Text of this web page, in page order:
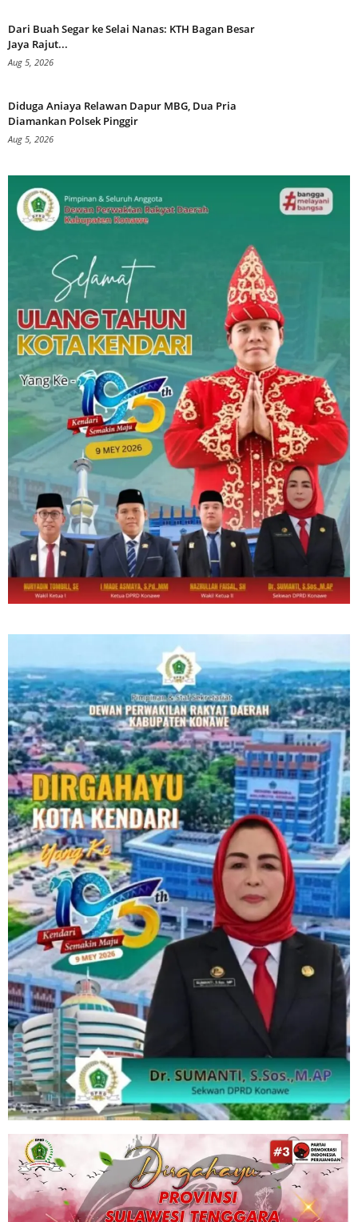
Dari Buah Segar ke Selai Nanas: KTH Bagan Besar
Jaya Rajut...
Aug 5, 2026
Diduga Aniaya Relawan Dapur MBG, Dua Pria
Diamankan Polsek Pinggir
Aug 5, 2026